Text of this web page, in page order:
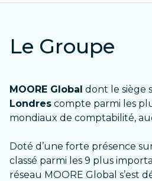
Le Groupe
MOORE Global dont le siège
Londres compte parmi les
mondiaux de comptabilité,
Doté d’une forte présence
classé parmi les 9 plus
réseau MOORE Global s’est